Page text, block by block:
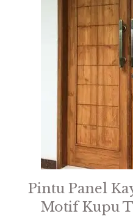
Pintu Panel
Motif Kupu